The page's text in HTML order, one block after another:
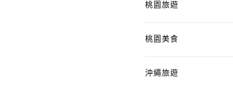
桃園旅遊
桃園美食
沖繩旅遊